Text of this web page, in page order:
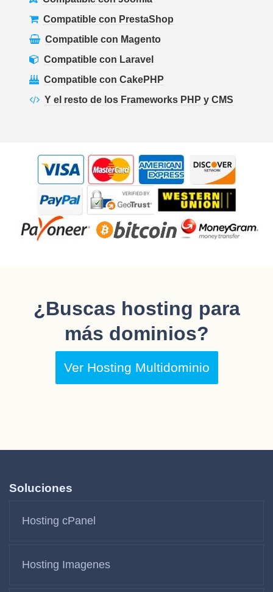
Compatible con PrestaShop
Compatible con Magento
Compatible con Laravel
Compatible con CakePHP
Y el resto de los Frameworks PHP y CMS
¿Buscas hosting para
más dominios?
Ver Hosting Multidominio
Soluciones
Hosting cPanel
Hosting Imagenes